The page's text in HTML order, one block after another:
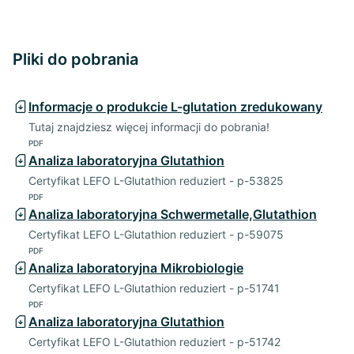
Pliki do pobrania
Informacje o produkcie L-glutation zredukowany
Tutaj znajdziesz więcej informacji do pobrania!
PDF
Analiza laboratoryjna Glutathion
Certyfikat LEFO L-Glutathion reduziert - p-53825
PDF
Analiza laboratoryjna Schwermetalle,Glutathion
Certyfikat LEFO L-Glutathion reduziert - p-59075
PDF
Analiza laboratoryjna Mikrobiologie
Certyfikat LEFO L-Glutathion reduziert - p-51741
PDF
Analiza laboratoryjna Glutathion
Certyfikat LEFO L-Glutathion reduziert - p-51742